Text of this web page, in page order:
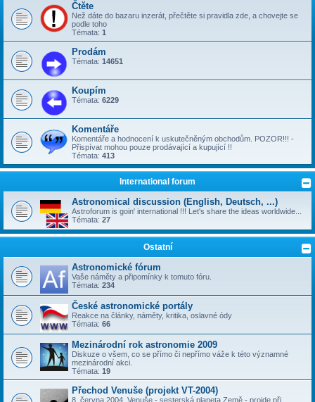
Čtěte
Než dáte do bazaru inzerát, přečtěte si pravidla zde, a chovejte se
podle toho
Témata: 1
Prodám
Témata: 14651
Koupím
Témata: 6229
Komentáře
Komentáře a hodnocení k uskutečněným obchodům. POZOR!!! -
Přispívat mohou pouze prodávající a kupující !!
Témata: 413
International forum
Astronomical discussion (English, Deutsch, ...)
Astroforum is goin' international !!! Let's share the ideas worldwide...
Témata: 27
Ostatní
Astronomické fórum
Vaše náměty a připomínky k tomuto fóru.
Témata: 234
České astronomické portály
Reakce na články, náměty, kritika, oslavné ódy
Témata: 66
Mezinárodní rok astronomie 2009
Diskuze o všem, co se přímo či nepřímo váže k této významné
mezinárodní akci.
Témata: 19
Přechod Venuše (projekt VT-2004)
8. června 2004, Venuše - sesterská planeta Země - projde při